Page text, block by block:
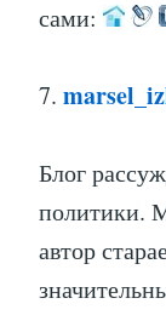
сами:
7.
Блог
политики.
автор